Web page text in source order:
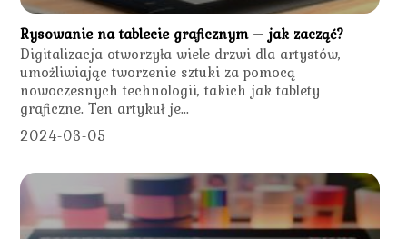
Rysowanie na tablecie graficznym – jak zacząć?
Digitalizacja otworzyła wiele drzwi dla artystów,
umożliwiając tworzenie sztuki za pomocą
nowoczesnych technologii, takich jak tablety
graficzne. Ten artykuł je...
2024-03-05